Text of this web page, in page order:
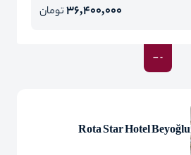
36,400,000تومان
Rota Star Hotel Beyoğlu